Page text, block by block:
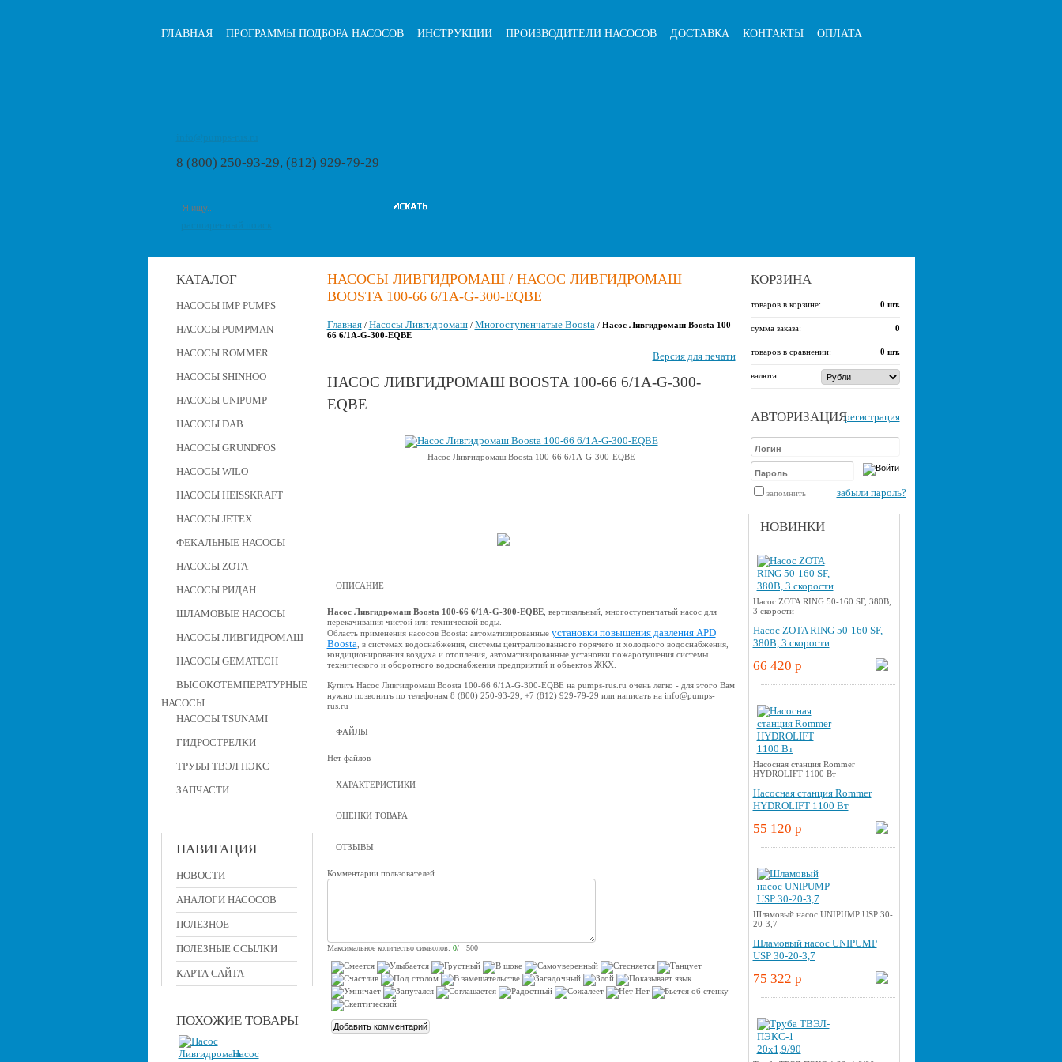
ГЛАВНАЯ ПРОГРАММЫ ПОДБОРА НАСОСОВ ИНСТРУКЦИИ ПРОИЗВОДИТЕЛИ НАСОСОВ ДОСТАВКА КОНТАКТЫ ОПЛАТА
8 (800) 250-93-29, (812) 929-79-29
КАТАЛОГ
НАСОСЫ IMP PUMPS
НАСОСЫ PUMPMAN
НАСОСЫ ROMMER
НАСОСЫ SHINHOO
НАСОСЫ UNIPUMP
НАСОСЫ DAB
НАСОСЫ GRUNDFOS
НАСОСЫ WILO
НАСОСЫ HEISSKRAFT
НАСОСЫ JETEX
ФЕКАЛЬНЫЕ НАСОСЫ
НАСОСЫ ZOTA
НАСОСЫ РИДАН
ШЛАМОВЫЕ НАСОСЫ
НАСОСЫ ЛИВГИДРОМАШ
НАСОСЫ GEMATECH
ВЫСОКОТЕМПЕРАТУРНЫЕ
НАСОСЫ
НАСОСЫ TSUNAMI
ГИДРОСТРЕЛКИ
ТРУБЫ ТВЭЛ ПЭКС
ЗАПЧАСТИ
НАВИГАЦИЯ
НОВОСТИ
АНАЛОГИ НАСОСОВ
ПОЛЕЗНОЕ
ПОЛЕЗНЫЕ ССЫЛКИ
КАРТА САЙТА
ПОХОЖИЕ ТОВАРЫ
Насос
КОРЗИНА
товаров в корзине: 0 шт.
сумма заказа: 0
товаров в сравнении: 0 шт.
валюта:
АВТОРИЗАЦИЯрегистрация
запомнить забыли пароль?
НОВИНКИ
Насос ZOTA RING 50-160 SF, 380В,
3 скорости
Насос ZOTA RING 50-160 SF,
380В, 3 скорости
66 420 p
Насосная станция Rommer
HYDROLIFT 1100 Вт
Насосная станция Rommer
HYDROLIFT 1100 Вт
55 120 p
Шламовый насос UNIPUMP USP 30-
20-3,7
Шламовый насос UNIPUMP
USP 30-20-3,7
75 322 p
НАСОСЫ ЛИВГИДРОМАШ / НАСОС ЛИВГИДРОМАШ
BOOSTA 100-66 6/1A-G-300-EQBE
Главная/ Насосы Ливгидромаш/ Многоступенчатые Boosta / Насос Ливгидромаш Boosta 100-
66 6/1A-G-300-EQBE
Версия для печати
НАСОС ЛИВГИДРОМАШ BOOSTA 100-66 6/1A-G-300-
EQBE
Насос Ливгидромаш Boosta 100-66 6/1A-G-300-EQBE
ОПИСАНИЕ
Насос Ливгидромаш Boosta 100-66 6/1A-G-300-EQBE, вертикальный, многоступенчатый насос для
перекачивания чистой или технической воды.
Область применения насосов Boosta: автоматизированные установки повышения давления APD
Boosta , в системах водоснабжения, системы централизованного горячего и холодного водоснабжения,
кондиционирования воздуха и отопления, автоматизированные установки пожаротушения системы
технического и оборотного водоснабжения предприятий и объектов ЖКХ.
Купить Насос Ливгидромаш Boosta 100-66 6/1A-G-300-EQBE на pumps-rus.ru очень легко - для этого Вам
нужно позвонить по телефонам 8 (800) 250-93-29, +7 (812) 929-79-29 или написать на info@pumps-
rus.ru
ФАЙЛЫ
Нет файлов
ХАРАКТЕРИСТИКИ
ОЦЕНКИ ТОВАРА
ОТЗЫВЫ
Комментарии пользователей
Максимальное количество символов: 0/ 500